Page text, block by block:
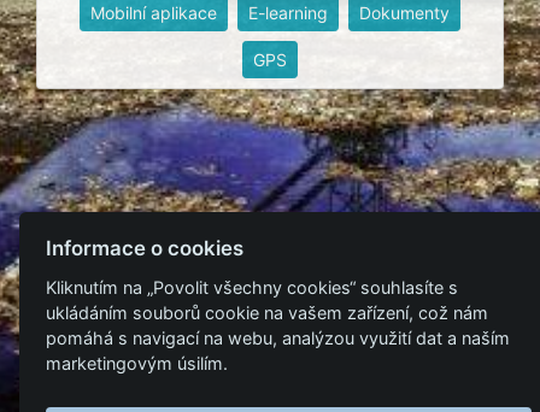
Mobilní aplikace E-learning Dokumenty
GPS
Informace o cookies
Kliknutím na „Povolit všechny cookies“ souhlasíte s
ukládáním souborů cookie na vašem zařízení, což nám
pomáhá s navigací na webu, analýzou využití dat a naším
marketingovým úsilím.